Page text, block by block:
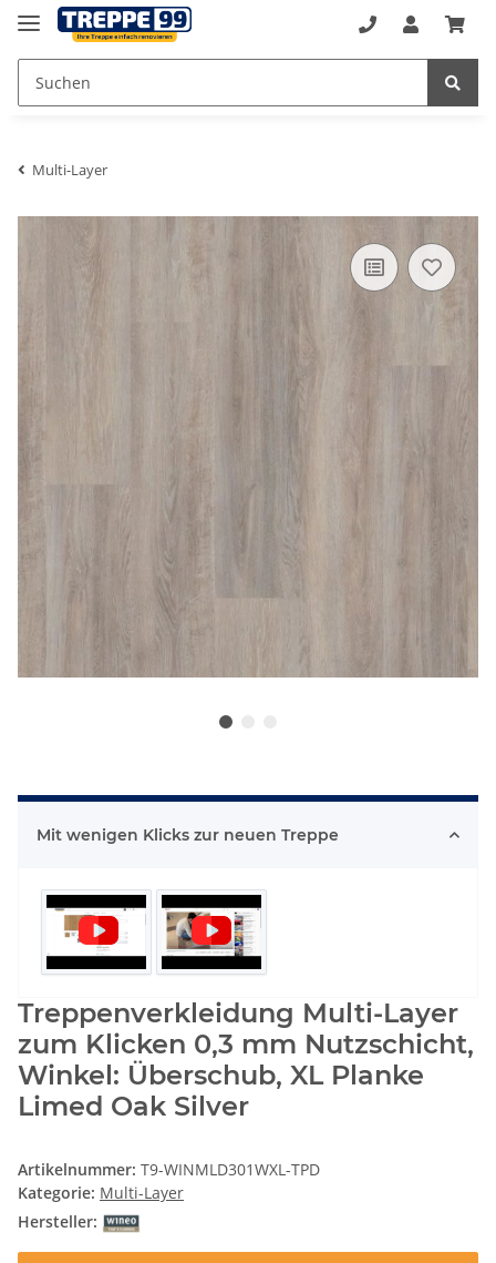
Multi-Layer
Mit wenigen Klicks zur neuen Treppe
Treppenverkleidung Multi-Layer
zum Klicken 0,3 mm Nutzschicht,
Winkel: Überschub, XL Planke
Limed Oak Silver
Artikelnummer: T9-WINMLD301WXL-TPD
Kategorie: Multi-Layer
Hersteller: